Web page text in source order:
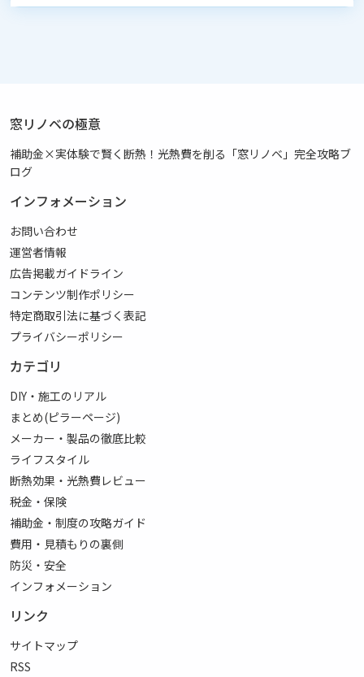
窓リノベの極意
補助金×実体験で賢く断熱！光熱費を削る「窓リノベ」完全攻略ブ
ログ
インフォメーション
お問い合わせ
運営者情報
広告掲載ガイドライン
コンテンツ制作ポリシー
特定商取引法に基づく表記
プライバシーポリシー
カテゴリ
DIY・施工のリアル
まとめ(ピラーページ)
メーカー・製品の徹底比較
ライフスタイル
断熱効果・光熱費レビュー
税金・保険
補助金・制度の攻略ガイド
費用・見積もりの裏側
防災・安全
インフォメーション
リンク
サイトマップ
RSS